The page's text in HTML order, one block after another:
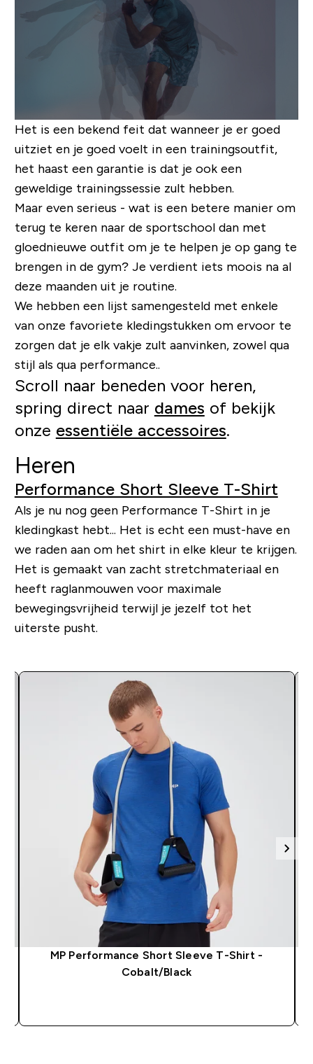
Het is een bekend feit dat wanneer je er goed
uitziet en je goed voelt in een trainingsoutfit,
het haast een garantie is dat je ook een
geweldige trainingssessie zult hebben.
Maar even serieus - wat is een betere manier om
terug te keren naar de sportschool dan met
gloednieuwe outfit om je te helpen je op gang te
brengen in de gym? Je verdient iets moois na al
deze maanden uit je routine.
We hebben een lijst samengesteld met enkele
van onze favoriete kledingstukken om ervoor te
zorgen dat je elk vakje zult aanvinken, zowel qua
stijl als qua performance..
Scroll naar beneden voor heren,
spring direct naar dames of bekijk
onze essentiële accessoires.
Heren
Performance Short Sleeve T-Shirt
Als je nu nog geen Performance T-Shirt in je
kledingkast hebt... Het is echt een must-have en
we raden aan om het shirt in elke kleur te krijgen.
Het is gemaakt van zacht stretchmateriaal en
heeft raglanmouwen voor maximale
bewegingsvrijheid terwijl je jezelf tot het
uiterste pusht.
MP Performance Short Sleeve T-Shirt -
Cobalt/Black